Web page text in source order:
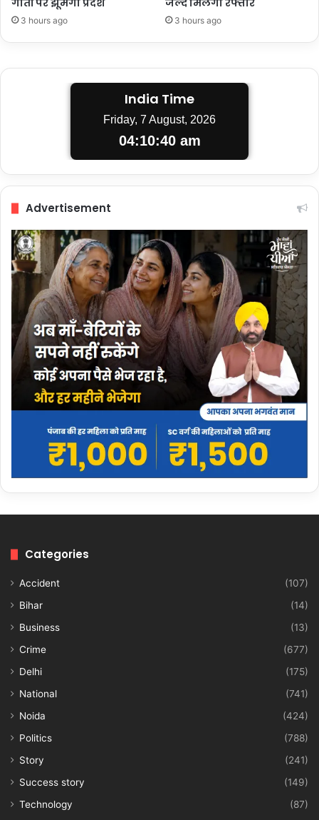
गीतों पर झूमेगा प्रदेश
3 hours ago
जल्द मिलेगी रफ्तार
3 hours ago
India Time
Friday, 7 August, 2026
04:10:41 am
Advertisement
Categories
Accident
(107)
Bihar
(14)
Business
(13)
Crime
(677)
Delhi
(175)
National
(741)
Noida
(424)
Politics
(788)
Story
(241)
Success story
(149)
Technology
(87)